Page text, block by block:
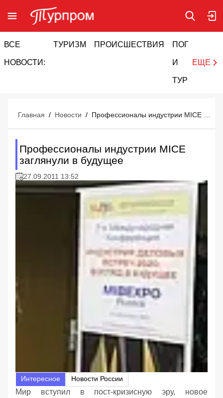
ВСЕ
НОВОСТИ:
ТУРИЗМ ПРОИСШЕСТВИЯ ПОГОДА
И
ТУРИЗМ
ЕЩЕ
Главная / Новости /
Профессионалы индустрии MICE
заглянули в будущее
27.09.2011 13:52
Интересное Новости России
Мир вступил в пост-кризисную эру, новое